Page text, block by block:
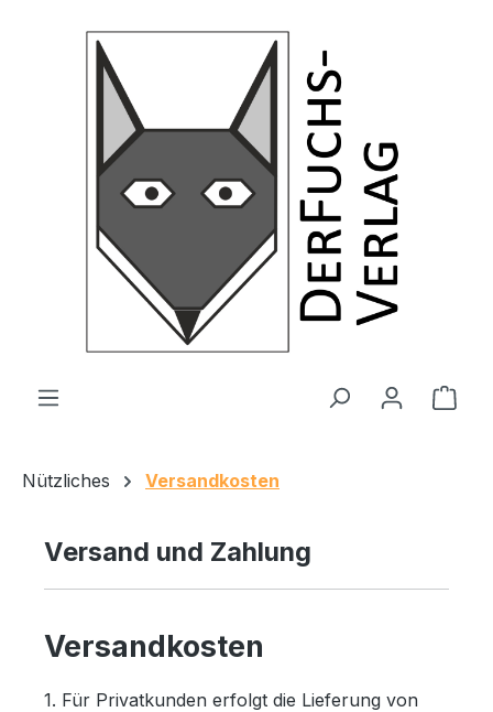
Zum Hauptinhalt springen
Nützliches Versandkosten
Versand und Zahlung
Versandkosten
1. Für Privatkunden erfolgt die Lieferung von